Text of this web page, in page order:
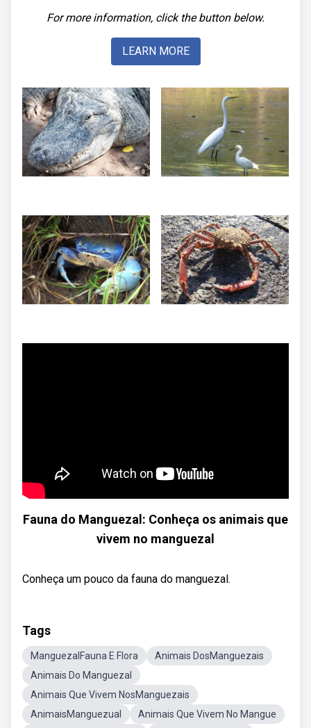
For more information, click the button below.
LEARN MORE
Fauna do Manguezal: Conheça os animais que
vivem no manguezal
Conheça um pouco da fauna do manguezal.
Tags
ManguezalFauna E Flora
Animais DosManguezais
Animais Do Manguezal
Animais Que Vivem NosManguezais
AnimaisManguezual
Animais Que Vivem No Mangue